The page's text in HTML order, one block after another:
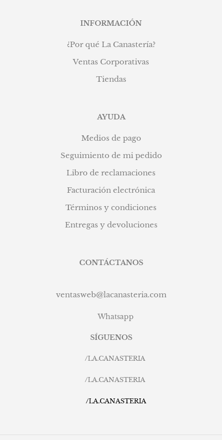
INFORMACIÓN
¿Por qué La Canastería?
Ventas Corporativas
Tiendas
AYUDA
Medios de pago
Seguimiento de mi pedido
Libro de reclamaciones
Facturación electrónica
Términos y condiciones
Entregas y devoluciones
CONTÁCTANOS
ventasweb@lacanasteria.com
Whatsapp
SÍGUENOS
/LA.CANASTERIA
/LA.CANASTERIA
/LA.CANASTERIA